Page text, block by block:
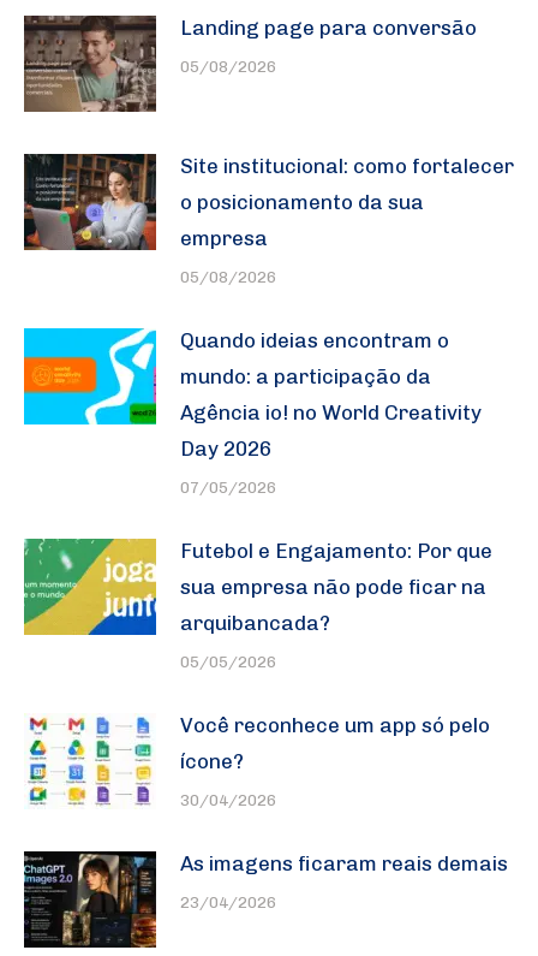
Landing page para conversão
05/08/2026
Site institucional: como fortalecer
o posicionamento da sua
empresa
05/08/2026
Quando ideias encontram o
mundo: a participação da
Agência io! no World Creativity
Day 2026
07/05/2026
Futebol e Engajamento: Por que
sua empresa não pode ficar na
arquibancada?
05/05/2026
Você reconhece um app só pelo
ícone?
30/04/2026
As imagens ficaram reais demais
23/04/2026